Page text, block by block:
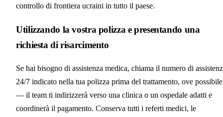
controllo di frontiera ucraini in tutto il paese.
Utilizzando la vostra polizza e presentando una
richiesta di risarcimento
Se hai bisogno di assistenza medica, chiama il numero di
24/7 indicato nella tua polizza prima del trattamento, ove possibile
— il team ti indirizzerà verso una clinica o un ospedale adatti e
coordinerà il pagamento. Conserva tutti i referti medici, le